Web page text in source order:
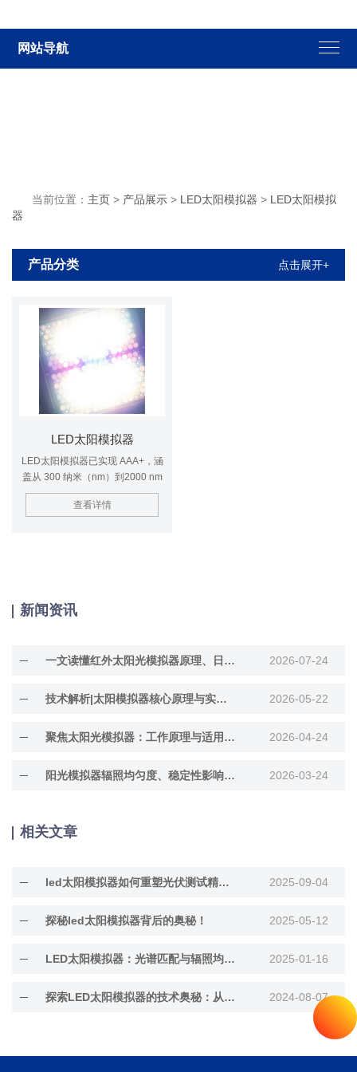
网站导航
当前位置： 主页 > 产品展示 > LED太阳模拟器 > LED太阳模拟
器
产品分类 点击展开+
LED太阳模拟器
LED太阳模拟器已实现 AAA+，涵
盖从 300 纳米（nm）到2000 nm
的紫外（UV）、可见光和红外
（IR）光谱波长。
查看详情
新闻资讯
一文读懂红外太阳光模拟器原理、日常维护 2026-07-24
技术解析|太阳模拟器核心原理与实际应用 2026-05-22
聚焦太阳光模拟器：工作原理与适用行业全梳理 2026-04-24
阳光模拟器辐照均匀度、稳定性影响因素分析 2026-03-24
相关文章
led太阳模拟器如何重塑光伏测试精度？ 2025-09-04
探秘led太阳模拟器背后的奥秘！ 2025-05-12
LED太阳模拟器：光谱匹配与辐照均匀性解析 2025-01-16
探索LED太阳模拟器的技术奥秘：从原理到应用 2024-08-07